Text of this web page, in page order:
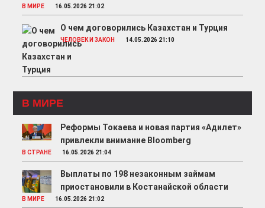
В МИРЕ 16.05.2026 21:02
О чем договорились Казахстан и Турция
ЧЕЛОВЕК И ЗАКОН 14.05.2026 21:10
В МИРЕ
Реформы Токаева и новая партия «Адилет»
привлекли внимание Bloomberg
В СТРАНЕ 16.05.2026 21:04
Выплаты по 198 незаконным займам
приостановили в Костанайской области
В МИРЕ 16.05.2026 21:02